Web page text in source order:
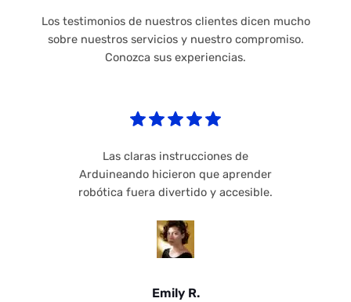
Los testimonios de nuestros clientes dicen mucho
sobre nuestros servicios y nuestro compromiso.
Conozca sus experiencias.
Las claras instrucciones de
Arduineando hicieron que aprender
robótica fuera divertido y accesible.
Emily R.